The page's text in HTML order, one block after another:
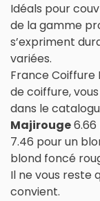
Idéals pour
de la gamme
s’expriment
variées.
France Coiffure
de coiffure,
dans le
Majirouge
7.46 pour un
blond foncé
Il ne vous reste
convient.